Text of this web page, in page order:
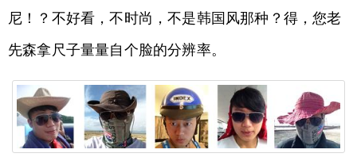
尼！？不好看，不时尚，不是韩国风那种？得，您老
先森拿尺子量量自个脸的分辨率。